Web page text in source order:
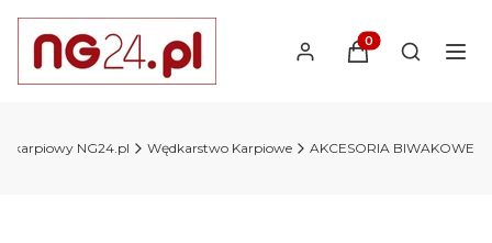
Produkty w
Otwórz
karpiowy NG24.pl Wędkarstwo Karpiowe AKCESORIA BIWAKOWE